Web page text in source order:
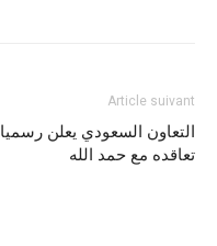
Article suivant
التعاون السعودي يعلن رسميا
تعاقده مع حمد الله